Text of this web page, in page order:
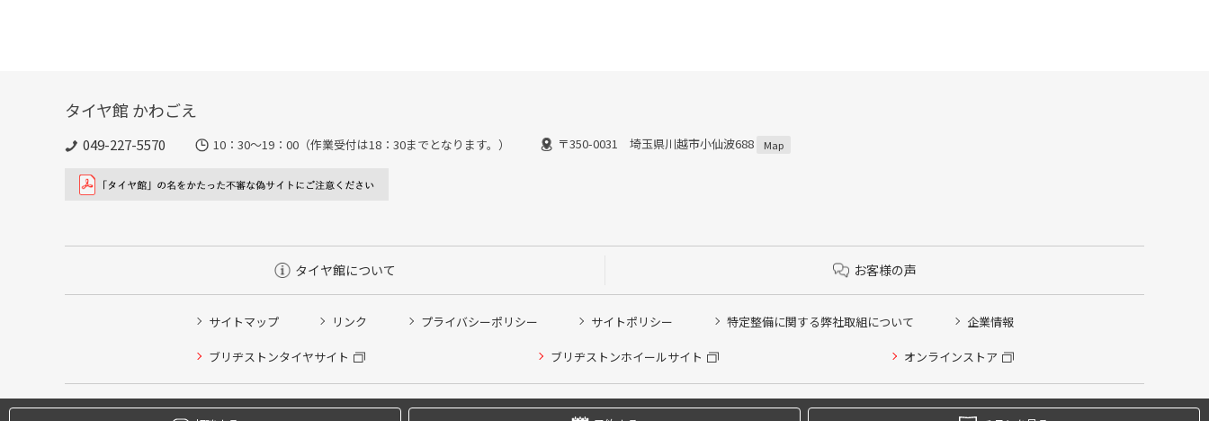
タイヤ館 かわごえ
049-227-5570 10：30～19：00（作業受付は18：30までとなります。） 〒350-0031 埼玉県川越市小仙波688 Map
タイヤ館について お客様の声
サイトマップ リンク プライバシーポリシー サイトポリシー 特定整備に関する弊社取組について 企業情報
ブリヂストンタイヤサイト ブリヂストンホイールサイト オンラインストア
Copyright © 2024 Bridgestone Retail Co.,Ltd. All rights Reserved.
タイヤ点検・安全点検/タイヤ履き替え/オイル交換/その他ピット作業の予約
クローク契約会員専用タイヤ履き替え※タイヤ履き替えを希望のクローク契約会員の方はこちらを選択ください
本日のタイヤ履き替え順番待ち予約 ※クローク契約会員の方はご利用いただけません